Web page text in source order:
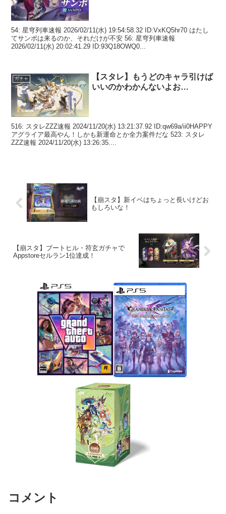
54: 星穹列車速報 2026/02/11(水) 19:54:58.32 ID:VxKQ5hr70 はたし
てサンポは来るのか、それだけが不安 56: 星穹列車速報
2026/02/11(水) 20:02:41.29 ID:93Q18OWQ0...
ガチャ
【スタレ】もうどのキャラ引けば
いいのかわかんないよお…
516: スタレZZZ速報 2024/11/20(水) 13:21:37.92 ID:qw69a/ii0HAPPY
アグライア最高やん！しかも新運命とか全力案件だな 523: スタレ
ZZZ速報 2024/11/20(水) 13:26:35....
【崩スタ】新イベはちょっと長いけどお
もしろいな！
【崩スタ】ブートヒル・符玄ガチャで
Appstoreセルラン1位達成！
コメント